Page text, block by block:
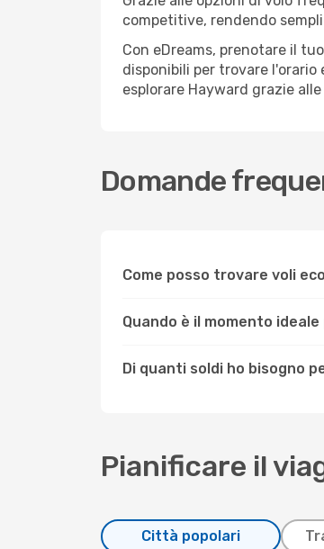
competitive, rendendo
Con eDreams, prenotare il
disponibili per trovare
esplorare Hayward grazie
Domande
Come posso trovare voli
Quando è il momento
Di quanti soldi ho bisogno
Pianificare il
Città popolari